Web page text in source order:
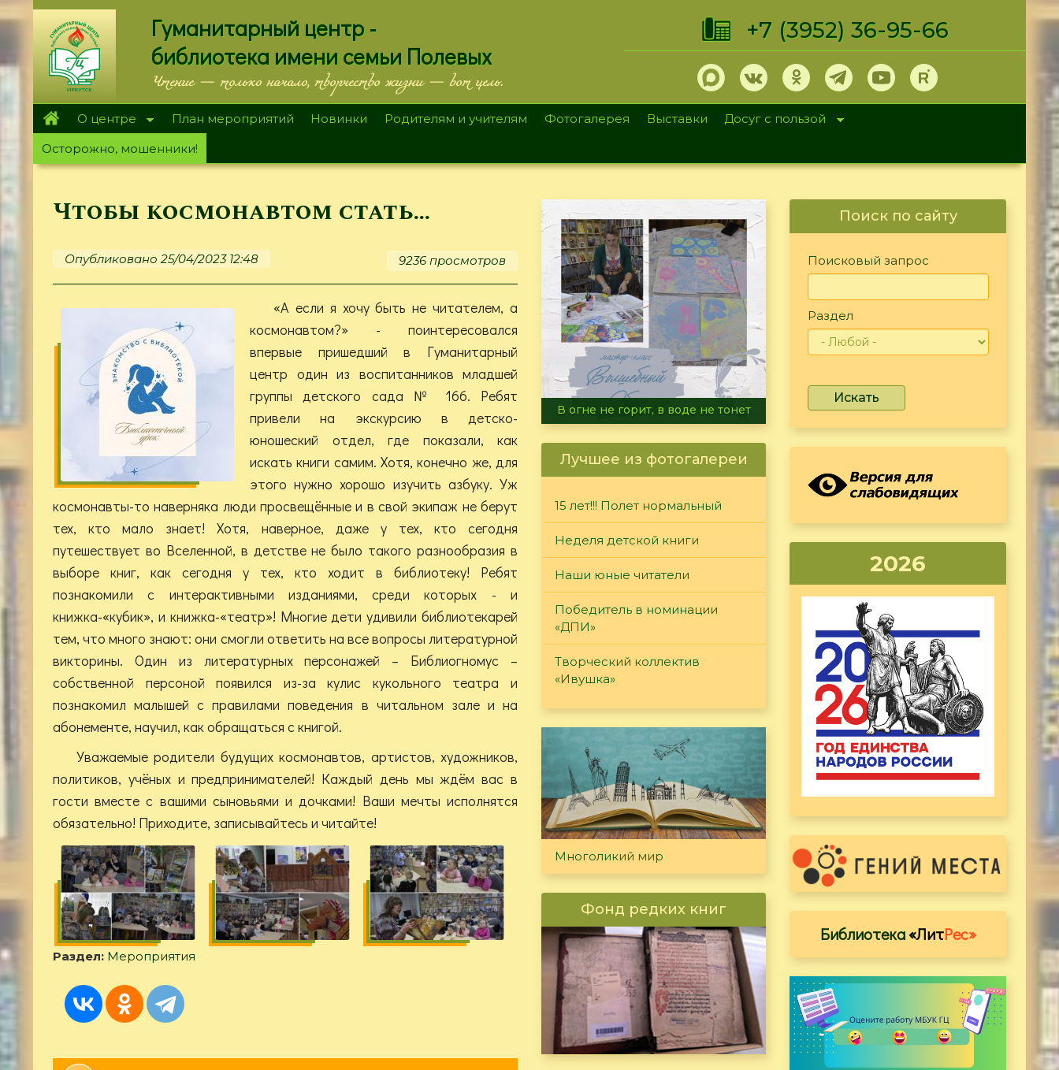
Перейти
к
основному
содержанию
Гуманитарный центр -
библиотека имени семьи Полевых
Чтение — только начало, творчество жизни — вот цель.
+7 (3952) 36-95-66
О центре План мероприятий Новинки Родителям и учителям Фотогалерея Выставки
Досуг с пользой
Осторожно, мошенники!
Чтобы космонавтом стать…
Опубликовано 25/04/2023 12:48 9236 просмотров
«А если я хочу быть не читателем, а
космонавтом?» - поинтересовался
впервые пришедший в Гуманитарный
центр один из воспитанников младшей
группы детского сада № 166. Ребят
привели на экскурсию в детско-
юношеский отдел, где показали, как
искать книги самим. Хотя, конечно же, для
этого нужно хорошо изучить азбуку. Уж
космонавты-то наверняка люди просвещённые и в свой экипаж не берут
тех, кто мало знает! Хотя, наверное, даже у тех, кто сегодня
путешествует во Вселенной, в детстве не было такого разнообразия в
выборе книг, как сегодня у тех, кто ходит в библиотеку! Ребят
познакомили с интерактивными изданиями, среди которых - и
книжка-«кубик», и книжка-«театр»! Многие дети удивили библиотекарей
тем, что много знают: они смогли ответить на все вопросы литературной
викторины. Один из литературных персонажей – Библиогномус –
собственной персоной появился из-за кулис кукольного театра и
познакомил малышей с правилами поведения в читальном зале и на
абонементе, научил, как обращаться с книгой.
Уважаемые родители будущих космонавтов, артистов, художников,
политиков, учёных и предпринимателей! Каждый день мы ждём вас в
гости вместе с вашими сыновьями и дочками! Ваши мечты исполнятся
обязательно! Приходите, записывайтесь и читайте!
Раздел: Мероприятия
Летние турниры Warhammer
Лучшее из фотогалереи
15 лет!!! Полет нормальный
Неделя детской книги
Наши юные читатели
Победитель в номинации
«ДПИ»
Творческий коллектив
«Ивушка»
Многоликий мир
Фонд редких книг
Поиск по сайту
Поисковый запрос
Раздел
Искать
2026
Библиотека«ЛитРес»